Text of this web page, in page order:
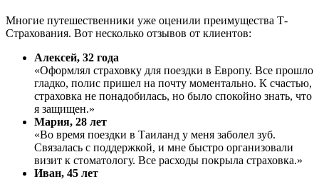
Многие путешественники уже оценили преимущества Т-
Страхования. Вот несколько отзывов от клиентов:
Алексей, 32 года
«Оформлял страховку для поездки в Европу. Все прошло
гладко, полис пришел на почту моментально. К счастью,
страховка не понадобилась, но было спокойно знать, что
я защищен.»
Мария, 28 лет
«Во время поездки в Таиланд у меня заболел зуб.
Связалась с поддержкой, и мне быстро организовали
визит к стоматологу. Все расходы покрыла страховка.»
Иван, 45 лет